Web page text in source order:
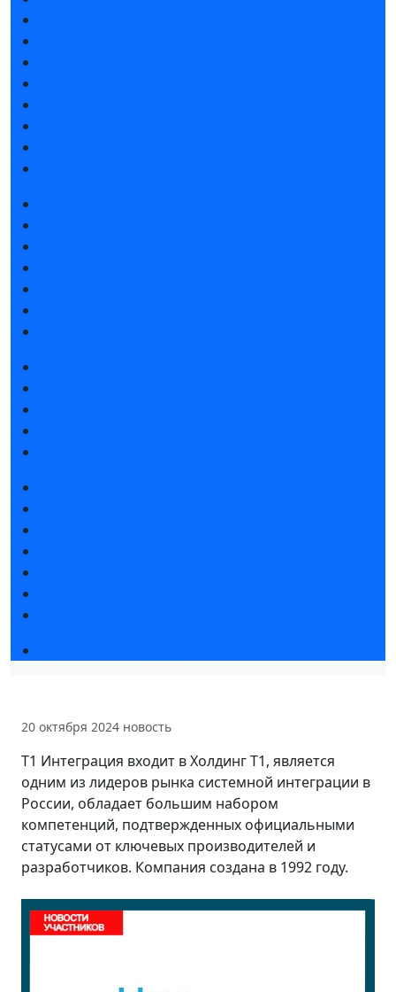
20 октября 2024 новость
Т1 Интеграция входит в Холдинг Т1, является
одним из лидеров рынка системной интеграции в
России, обладает большим набором
компетенций, подтвержденных официальными
статусами от ключевых производителей и
разработчиков. Компания создана в 1992 году.